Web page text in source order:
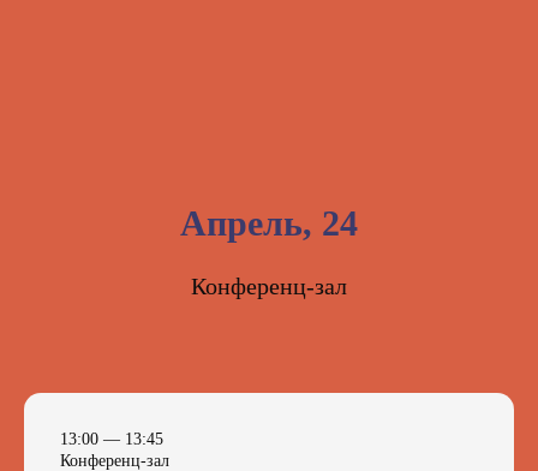
Апрель, 24
Конференц-зал
13:00 — 13:45
Конференц-зал